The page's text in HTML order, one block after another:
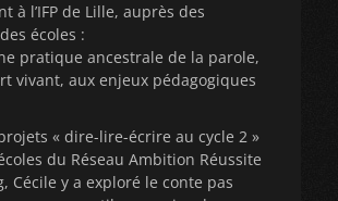
à l’IFP de Lille, auprès des
écoles :
pratique ancestrale de la parole,
vivant, aux enjeux pédagogiques
« dire-lire-écrire au cycle 2 »
du Réseau Ambition Réussite
Cécile y a exploré le conte pas